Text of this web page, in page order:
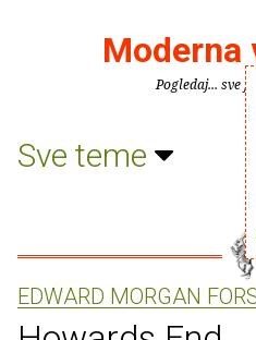
Moderna
Pogledaj... sve
Sve teme
EDWARD MORGAN